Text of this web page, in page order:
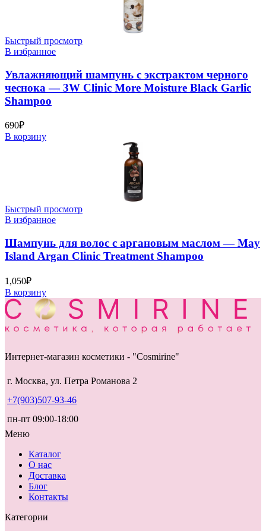
Быстрый просмотр
В избранное
Увлажняющий шампунь с экстрактом черного
чеснока — 3W Clinic More Moisture Black Garlic
Shampoo
690₽
В корзину
Быстрый просмотр
В избранное
Шампунь для волос с аргановым маслом — May
Island Argan Clinic Treatment Shampoo
1,050₽
В корзину
Интернет-магазин косметики - "Cosmirine"
г. Москва, ул. Петра Романова 2
+7(903)507-93-46
пн-пт 09:00-18:00
Меню
Каталог
О нас
Доставка
Блог
Контакты
Категории